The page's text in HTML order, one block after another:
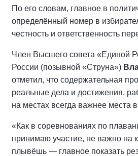
По его словам, главное в
определённый номер в
честность и ответственность
Член Высшего совета «Единой
России (позывной «Струна»)
отметил, что содержательная
реальные дела и достижения,
на местах всегда важнее места
«Как в соревнованиях по
принимаю участие, не важно на
плывёшь — главное показать